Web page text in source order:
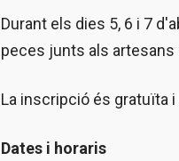
Durant els dies 5, 6 i 7
peces junts als artesans
La inscripció és gratuïta
Dates i horaris